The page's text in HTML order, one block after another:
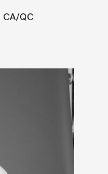
CA/QC